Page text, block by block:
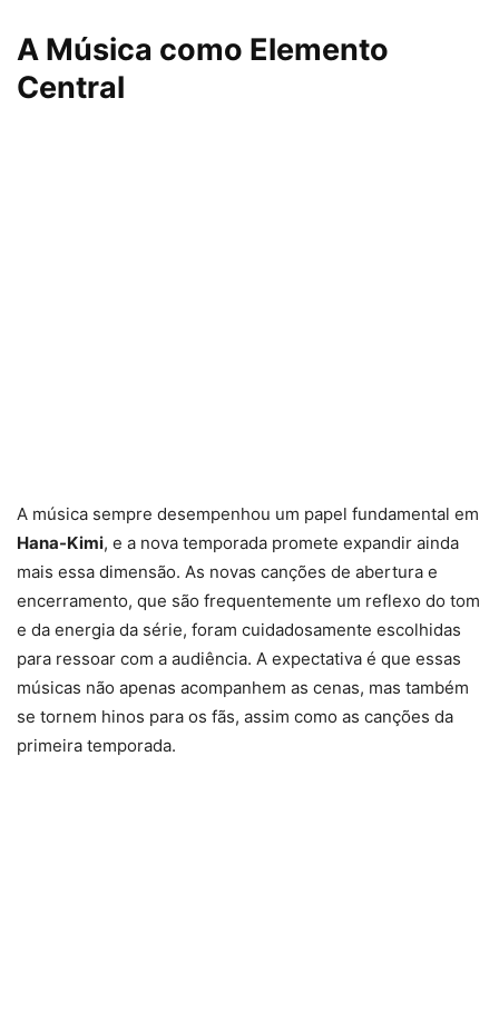
A Música como Elemento
Central
A música sempre desempenhou um papel fundamental em
Hana-Kimi, e a nova temporada promete expandir ainda
mais essa dimensão. As novas canções de abertura e
encerramento, que são frequentemente um reflexo do tom
e da energia da série, foram cuidadosamente escolhidas
para ressoar com a audiência. A expectativa é que essas
músicas não apenas acompanhem as cenas, mas também
se tornem hinos para os fãs, assim como as canções da
primeira temporada.